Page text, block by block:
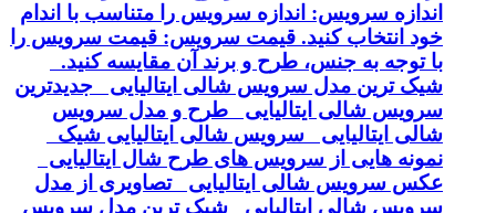
اندازه سرویس: اندازه سرویس را متناسب با اندام
خود انتخاب کنید. قیمت سرویس: قیمت سرویس را
با توجه به جنس، طرح و برند آن مقایسه کنید.
شیک ترین مدل سرویس شالی ایتالیایی جدیدترین
سرویس شالی ایتالیایی طرح و مدل سرویس
شالی ایتالیایی سرویس شالی ایتالیایی شیک
نمونه هایی از سرویس های طرح شال ایتالیایی
عکس سرویس شالی ایتالیایی تصاویری از مدل
سرویس شالی ایتالیایی شیک ترین مدل سرویس